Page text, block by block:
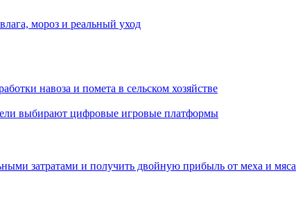
мороз и реальный уход
навоза и помета в сельском хозяйстве
выбирают цифровые игровые платформы
затратами и получить двойную прибыль от меха и мяса